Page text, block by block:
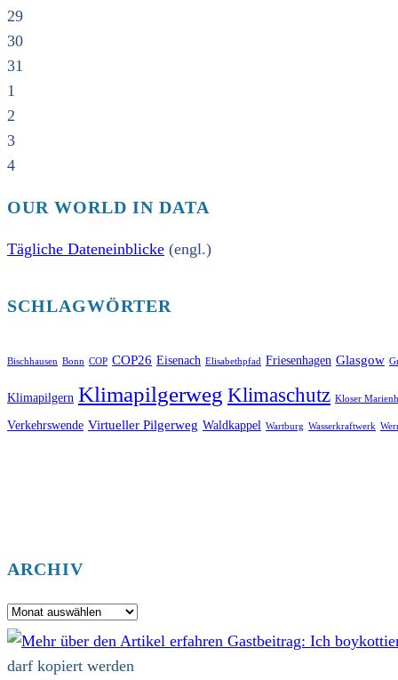
29
30
31
1
2
3
4
OUR WORLD IN DATA
Tägliche Dateneinblicke (engl.)
SCHLAGWÖRTER
Bischhausen Bonn COP COP26 Eisenach Elisabethpfad Friesenhagen Glasgow
Klimapilgern Klimapilgerweg Klimaschutz Kloser
Verkehrswende Virtueller Pilgerweg Waldkappel Wartburg Wasserkraftwerk
ARCHIV
Archiv
darf kopiert werden